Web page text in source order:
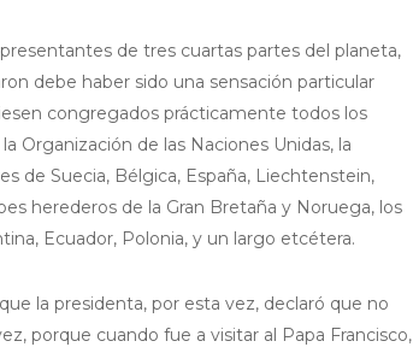
de tres cuartas partes del planeta,
debe haber sido una sensación particular
congregados prácticamente todos los
Organización de las Naciones Unidas, la
de Suecia, Bélgica, España, Liechtenstein,
herederos de la Gran Bretaña y Noruega, los
Ecuador, Polonia, y un largo etcétera.
la presidenta, por esta vez, declaró que no
porque cuando fue a visitar al Papa Francisco,